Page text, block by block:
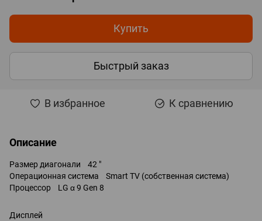
Купить
Быстрый заказ
В избранное К сравнению
Описание
Размер диагонали 42 "
Операционная система Smart TV (собственная система)
Процессор LG α 9 Gen 8
Дисплей